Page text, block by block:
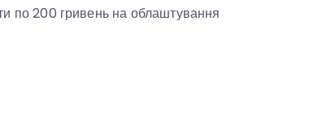
по 200 гривень на облаштування